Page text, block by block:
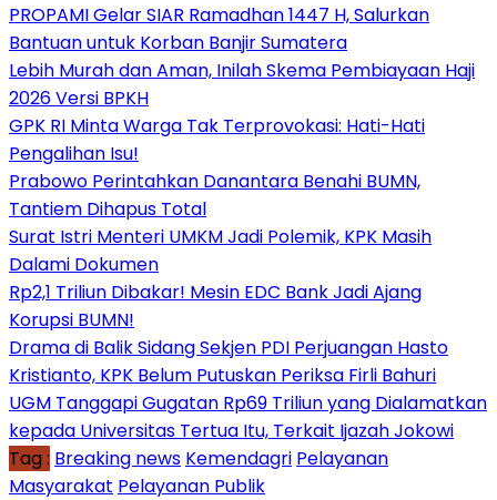
PROPAMI Gelar SIAR Ramadhan 1447 H, Salurkan
Bantuan untuk Korban Banjir Sumatera
Lebih Murah dan Aman, Inilah Skema Pembiayaan Haji
2026 Versi BPKH
GPK RI Minta Warga Tak Terprovokasi: Hati-Hati
Pengalihan Isu!
Prabowo Perintahkan Danantara Benahi BUMN,
Tantiem Dihapus Total
Surat Istri Menteri UMKM Jadi Polemik, KPK Masih
Dalami Dokumen
Rp2,1 Triliun Dibakar! Mesin EDC Bank Jadi Ajang
Korupsi BUMN!
Drama di Balik Sidang Sekjen PDI Perjuangan Hasto
Kristianto, KPK Belum Putuskan Periksa Firli Bahuri
UGM Tanggapi Gugatan Rp69 Triliun yang Dialamatkan
kepada Universitas Tertua Itu, Terkait Ijazah Jokowi
Tag : Breaking news Kemendagri Pelayanan
Masyarakat Pelayanan Publik